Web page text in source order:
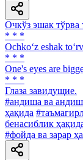
Очкўз эшак тўрва
* * *
Ochko‘z eshak
* * *
One's eyes are
* * *
Глаза завидущие.
#андиша ва
ҳақида
бенасиблик
#фойда ва зарар